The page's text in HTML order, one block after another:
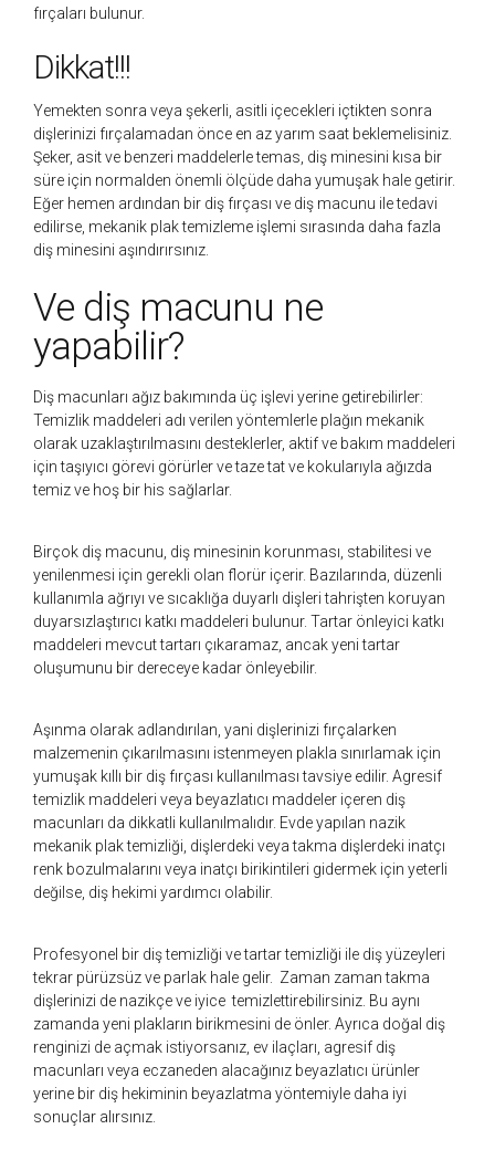
fırçaları bulunur.
Dikkat!!!
Yemekten sonra veya şekerli, asitli içecekleri içtikten sonra
dişlerinizi fırçalamadan önce en az yarım saat beklemelisiniz.
Şeker, asit ve benzeri maddelerle temas, diş minesini kısa bir
süre için normalden önemli ölçüde daha yumuşak hale getirir.
Eğer hemen ardından bir diş fırçası ve diş macunu ile tedavi
edilirse, mekanik plak temizleme işlemi sırasında daha fazla
diş minesini aşındırırsınız.
Ve diş macunu ne
yapabilir?
Diş macunları ağız bakımında üç işlevi yerine getirebilirler:
Temizlik maddeleri adı verilen yöntemlerle plağın mekanik
olarak uzaklaştırılmasını desteklerler, aktif ve bakım maddeleri
için taşıyıcı görevi görürler ve taze tat ve kokularıyla ağızda
temiz ve hoş bir his sağlarlar.
Birçok diş macunu, diş minesinin korunması, stabilitesi ve
yenilenmesi için gerekli olan florür içerir. Bazılarında, düzenli
kullanımla ağrıyı ve sıcaklığa duyarlı dişleri tahrişten koruyan
duyarsızlaştırıcı katkı maddeleri bulunur. Tartar önleyici katkı
maddeleri mevcut tartarı çıkaramaz, ancak yeni tartar
oluşumunu bir dereceye kadar önleyebilir.
Aşınma olarak adlandırılan, yani dişlerinizi fırçalarken
malzemenin çıkarılmasını istenmeyen plakla sınırlamak için
yumuşak kıllı bir diş fırçası kullanılması tavsiye edilir. Agresif
temizlik maddeleri veya beyazlatıcı maddeler içeren diş
macunları da dikkatli kullanılmalıdır. Evde yapılan nazik
mekanik plak temizliği, dişlerdeki veya takma dişlerdeki inatçı
renk bozulmalarını veya inatçı birikintileri gidermek için yeterli
değilse, diş hekimi yardımcı olabilir.
Profesyonel bir diş temizliği ve tartar temizliği ile diş yüzeyleri
tekrar pürüzsüz ve parlak hale gelir. Zaman zaman takma
dişlerinizi de nazikçe ve iyice temizlettirebilirsiniz. Bu aynı
zamanda yeni plakların birikmesini de önler. Ayrıca doğal diş
renginizi de açmak istiyorsanız, ev ilaçları, agresif diş
macunları veya eczaneden alacağınız beyazlatıcı ürünler
yerine bir diş hekiminin beyazlatma yöntemiyle daha iyi
sonuçlar alırsınız.